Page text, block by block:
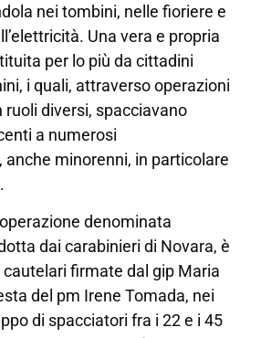
nei tombini, nelle fioriere e
Una vera e propria
per lo più da cittadini
i quali, attraverso operazioni
diversi, spacciavano
a numerosi
minorenni, in particolare
denominata
dai carabinieri di Novara, è
firmate dal gip Maria
del pm Irene Tomada, nei
di spacciatori fra i 22 e i 45